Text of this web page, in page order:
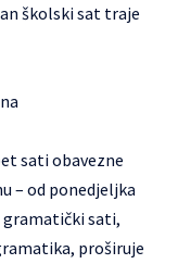
školski sat traje
sati obavezne
– od ponedjeljka
gramatički sati,
proširuje